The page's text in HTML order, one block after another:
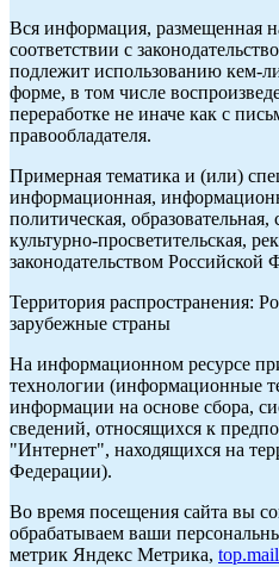
Вся информация, размещенная
соответствии с
подлежит использованию кем-
форме, в том числе
переработке не иначе как с
правообладателя.
Примерная тематика и (или)
информационная,
политическая, образовательная,
культурно-просветительская,
законодательством Российской
Территория распространения:
зарубежные страны
На информационном ресурсе
технологии (информационные
информации на основе сбора,
сведений, относящихся к
"Интернет", находящихся на
Федерации).
Во время посещения сайта вы
обрабатываем ваши
метрик Яндекс Метрика,